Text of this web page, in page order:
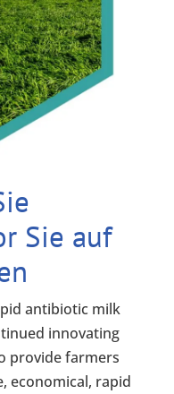
Sie auf
antibiotic milk
innovating
provide farmers
economical, rapid